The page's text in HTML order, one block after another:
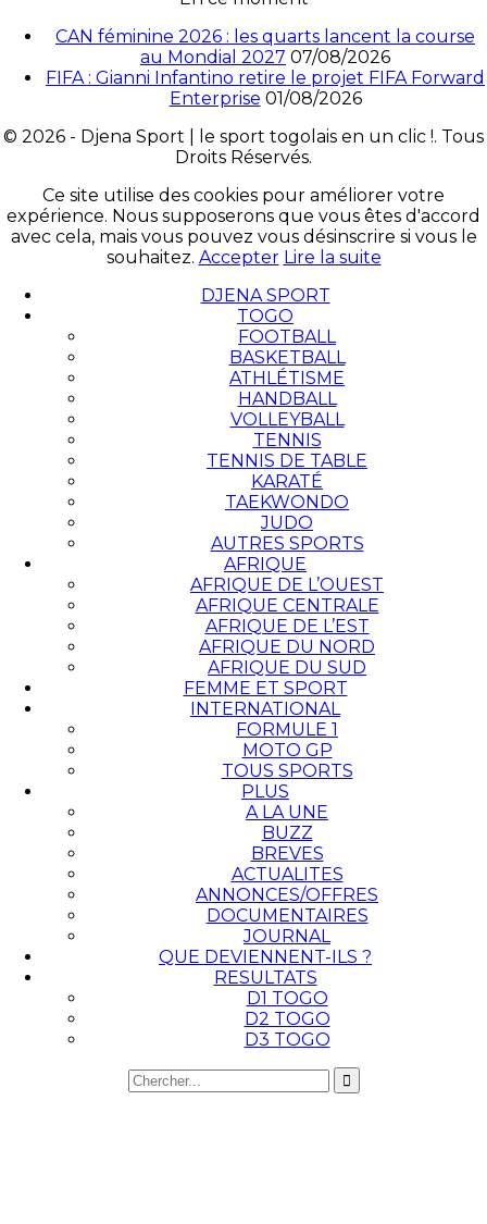
CAN féminine 2026 : les quarts lancent la course
au Mondial 2027 07/08/2026
FIFA : Gianni Infantino retire le projet FIFA Forward
Enterprise 01/08/2026
© 2026 - Djena Sport | le sport togolais en un clic !. Tous
Droits Réservés.
Ce site utilise des cookies pour améliorer votre
expérience. Nous supposerons que vous êtes d'accord
avec cela, mais vous pouvez vous désinscrire si vous le
souhaitez. Accepter Lire la suite
DJENA SPORT
TOGO
FOOTBALL
BASKETBALL
ATHLÉTISME
HANDBALL
VOLLEYBALL
TENNIS
TENNIS DE TABLE
KARATÉ
TAEKWONDO
JUDO
AUTRES SPORTS
AFRIQUE
AFRIQUE DE L’OUEST
AFRIQUE CENTRALE
AFRIQUE DE L’EST
AFRIQUE DU NORD
AFRIQUE DU SUD
FEMME ET SPORT
INTERNATIONAL
FORMULE 1
MOTO GP
TOUS SPORTS
PLUS
A LA UNE
BUZZ
BREVES
ACTUALITES
ANNONCES/OFFRES
DOCUMENTAIRES
JOURNAL
QUE DEVIENNENT-ILS ?
RESULTATS
D1 TOGO
D2 TOGO
D3 TOGO